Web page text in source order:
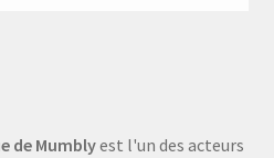
de Mumblyest l'un des acteurs